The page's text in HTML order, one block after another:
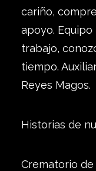
cariño,
apoyo. Equipo
trabajo,
tiempo.
Reyes Magos.
Historias de
Crematorio